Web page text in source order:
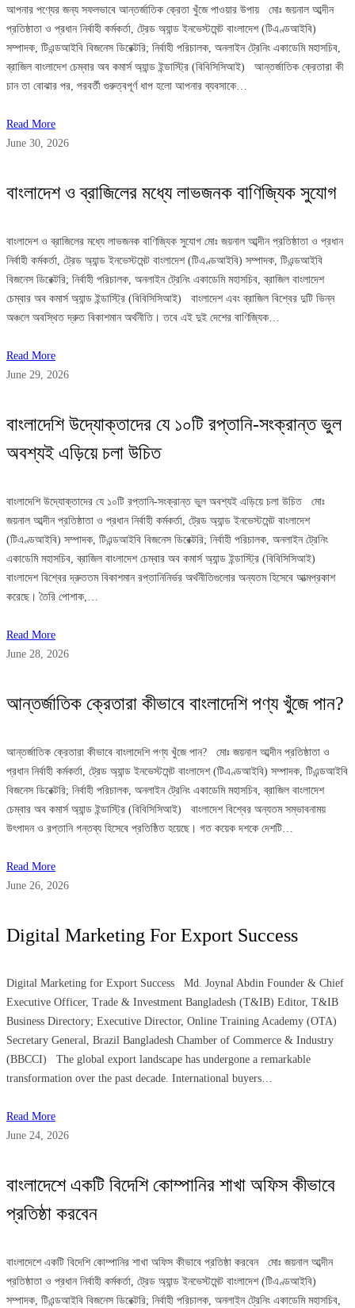
আপনার পণ্যের জন্য সফলভাবে আন্তর্জাতিক ক্রেতা খুঁজে পাওয়ার উপায় মোঃ জয়নাল আব্দীন
প্রতিষ্ঠাতা ও প্রধান নির্বাহী কর্মকর্তা, ট্রেড অ্যান্ড ইনভেস্টমেন্ট বাংলাদেশ (টিএণ্ডআইবি)
সম্পাদক, টিএন্ডআইবি বিজনেস ডিরেক্টরি; নির্বাহী পরিচালক, অনলাইন ট্রেনিং একাডেমি মহাসচিব,
ব্রাজিল বাংলাদেশ চেম্বার অব কমার্স অ্যান্ড ইন্ডাস্ট্রি (বিবিসিসিআই) আন্তর্জাতিক ক্রেতারা কী
চান তা বোঝার পর, পরবর্তী গুরুত্বপূর্ণ ধাপ হলো আপনার ব্যবসাকে…
Read More
June 30, 2026
বাংলাদেশ ও ব্রাজিলের মধ্যে লাভজনক বাণিজ্যিক সুযোগ
বাংলাদেশ ও ব্রাজিলের মধ্যে লাভজনক বাণিজ্যিক সুযোগ মোঃ জয়নাল আব্দীন প্রতিষ্ঠাতা ও প্রধান
নির্বাহী কর্মকর্তা, ট্রেড অ্যান্ড ইনভেস্টমেন্ট বাংলাদেশ (টিএণ্ডআইবি) সম্পাদক, টিএন্ডআইবি
বিজনেস ডিরেক্টরি; নির্বাহী পরিচালক, অনলাইন ট্রেনিং একাডেমি মহাসচিব, ব্রাজিল বাংলাদেশ
চেম্বার অব কমার্স অ্যান্ড ইন্ডাস্ট্রি (বিবিসিসিআই) বাংলাদেশ এবং ব্রাজিল বিশ্বের দুটি ভিন্ন
অঞ্চলে অবস্থিত দ্রুত বিকাশমান অর্থনীতি। তবে এই দুই দেশের বাণিজ্যিক…
Read More
June 29, 2026
বাংলাদেশি উদ্যোক্তাদের যে ১০টি রপ্তানি-সংক্রান্ত ভুল
অবশ্যই এড়িয়ে চলা উচিত
বাংলাদেশি উদ্যোক্তাদের যে ১০টি রপ্তানি-সংক্রান্ত ভুল অবশ্যই এড়িয়ে চলা উচিত মোঃ
জয়নাল আব্দীন প্রতিষ্ঠাতা ও প্রধান নির্বাহী কর্মকর্তা, ট্রেড অ্যান্ড ইনভেস্টমেন্ট বাংলাদেশ
(টিএণ্ডআইবি) সম্পাদক, টিএন্ডআইবি বিজনেস ডিরেক্টরি; নির্বাহী পরিচালক, অনলাইন ট্রেনিং
একাডেমি মহাসচিব, ব্রাজিল বাংলাদেশ চেম্বার অব কমার্স অ্যান্ড ইন্ডাস্ট্রি (বিবিসিসিআই)
বাংলাদেশ বিশ্বের দ্রুততম বিকাশমান রপ্তানিনির্ভর অর্থনীতিগুলোর অন্যতম হিসেবে আত্মপ্রকাশ
করেছে। তৈরি পোশাক,…
Read More
June 28, 2026
আন্তর্জাতিক ক্রেতারা কীভাবে বাংলাদেশি পণ্য খুঁজে পান?
আন্তর্জাতিক ক্রেতারা কীভাবে বাংলাদেশি পণ্য খুঁজে পান? মোঃ জয়নাল আব্দীন প্রতিষ্ঠাতা ও
প্রধান নির্বাহী কর্মকর্তা, ট্রেড অ্যান্ড ইনভেস্টমেন্ট বাংলাদেশ (টিএণ্ডআইবি) সম্পাদক, টিএন্ডআইবি
বিজনেস ডিরেক্টরি; নির্বাহী পরিচালক, অনলাইন ট্রেনিং একাডেমি মহাসচিব, ব্রাজিল বাংলাদেশ
চেম্বার অব কমার্স অ্যান্ড ইন্ডাস্ট্রি (বিবিসিসিআই) বাংলাদেশ বিশ্বের অন্যতম সম্ভাবনাময়
উৎপাদন ও রপ্তানি গন্তব্য হিসেবে প্রতিষ্ঠিত হয়েছে। গত কয়েক দশকে দেশটি…
Read More
June 26, 2026
Digital Marketing For Export Success
Digital Marketing for Export Success Md. Joynal Abdin Founder & Chief
Executive Officer, Trade & Investment Bangladesh (T&IB) Editor, T&IB
Business Directory; Executive Director, Online Training Academy (OTA)
Secretary General, Brazil Bangladesh Chamber of Commerce & Industry
(BBCCI) The global export landscape has undergone a remarkable
transformation over the past decade. International buyers…
Read More
June 24, 2026
বাংলাদেশে একটি বিদেশি কোম্পানির শাখা অফিস কীভাবে
প্রতিষ্ঠা করবেন
বাংলাদেশে একটি বিদেশি কোম্পানির শাখা অফিস কীভাবে প্রতিষ্ঠা করবেন মোঃ জয়নাল আব্দীন
প্রতিষ্ঠাতা ও প্রধান নির্বাহী কর্মকর্তা, ট্রেড অ্যান্ড ইনভেস্টমেন্ট বাংলাদেশ (টিএণ্ডআইবি)
সম্পাদক, টিএন্ডআইবি বিজনেস ডিরেক্টরি; নির্বাহী পরিচালক, অনলাইন ট্রেনিং একাডেমি মহাসচিব,